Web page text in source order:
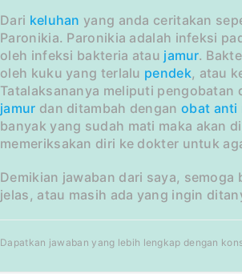
Dari keluhan yang anda ceritakan
Paronikia. Paronikia adalah infeksi
oleh infeksi bakteria atau jamur.
oleh kuku yang terlalu pendek, atau
Tatalaksananya meliputi pengobatan
jamur dan ditambah dengan obat anti
banyak yang sudah mati maka akan
memeriksakan diri ke dokter untuk
Demikian jawaban dari saya,
jelas, atau masih ada yang ingin
Dapatkan jawaban yang lebih lengkap dengan